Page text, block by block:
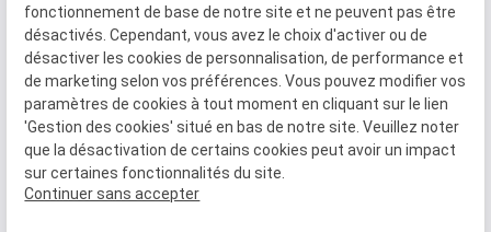
Demandez votre devis
Mentions
légales
Politique de
confidentialité
CGV
Gestion
des
cookies
Plan du site
fonctionnement de base de notre site et ne peuvent pas être
désactivés. Cependant, vous avez le choix d'activer ou de
désactiver les cookies de personnalisation, de performance et
de marketing selon vos préférences. Vous pouvez modifier vos
paramètres de cookies à tout moment en cliquant sur le lien
'Gestion des cookies' situé en bas de notre site. Veuillez noter
que la désactivation de certains cookies peut avoir un impact
sur certaines fonctionnalités du site.
Continuer sans accepter